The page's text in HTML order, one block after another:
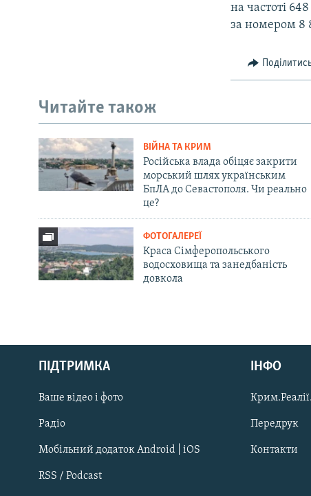
Русский
Qırımtatar
ДОЛУЧАЙСЯ!
на частоті
за номером 8
Читайте також
ВІЙНА ТА КРИМ
Російська влада обіцяє закрити
морський шлях українським
БпЛА до Севастополя. Чи реально
це?
ФОТОГАЛЕРЕЇ
Краса Сімферопольського
водосховища та занедбаність
довкола
ПІДТРИМКА
Ваше відео і фото
Радіо
Мобільний додаток Android | iOS
RSS / Podcast
ІНФО
Передрук
Контакти